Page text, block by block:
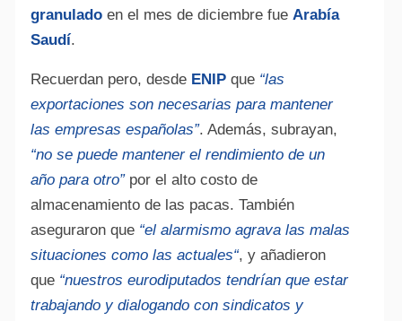
granulado en el mes de diciembre fue Arabía
Saudí.
Recuerdan pero, desde ENIP que “las
exportaciones sonnecesarias para mantener
las empresas españolas”. Además, subrayan,
“no se puede mantenerel rendimientode un
año para otro” porel alto costode
almacenamientode las pacas. También
aseguraron que “el alarmismo agrava las malas
situaciones como las actuales“, y añadieron
que “nuestros eurodiputados tendrían que estar
trabajandoy dialogando consindicatos y